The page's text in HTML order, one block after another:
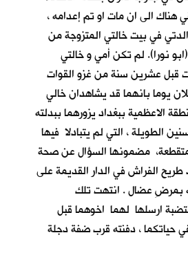
هناك الى ان مات او تم إعدامه ،
في بيت خالتي المتزوجة من
(ابو نورا). لم تكن أمي و خالتي
قبل عشرين سنة من غزو القوات
يوما بانهما قد يشاهدان خالي
الاعظمية ببغداد يزورهما ببدلته
الطويلة ، التي لم يتبادلا فيها
متقطعة، مضمونها السؤال عن صحة
طريح الفراش في الدار القديمة على
بمرضِ عضال . انتهت تلك
ارسلها لهما اخوهما قبل
حياتكما ، دفنته قرب ضفة دجلة